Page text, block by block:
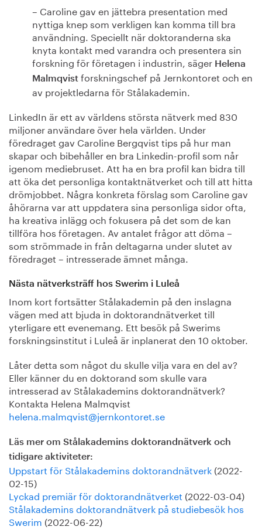
– Caroline gav en jättebra presentation med
nyttiga knep som verkligen kan komma till bra
användning. Speciellt när doktoranderna ska
knyta kontakt med varandra och presentera sin
forskning för företagen i industrin, säger Helena
Malmqvist forskningschef på Jernkontoret och en
av projektledarna för Stålakademin.
LinkedIn är ett av världens största nätverk med 830
miljoner användare över hela världen. Under
föredraget gav Caroline Bergqvist tips på hur man
skapar och bibehåller en bra Linkedin-profil som når
igenom mediebruset. Att ha en bra profil kan bidra till
att öka det personliga kontaktnätverket och till att hitta
drömjobbet. Några konkreta förslag som Caroline gav
åhörarna var att uppdatera sina personliga sidor ofta,
ha kreativa inlägg och fokusera på det som de kan
tillföra hos företagen. Av antalet frågor att döma –
som strömmade in från deltagarna under slutet av
föredraget – intresserade ämnet många.
Nästa nätverksträff hos Swerim i Luleå
Inom kort fortsätter Stålakademin på den inslagna
vägen med att bjuda in doktorandnätverket till
yterligare ett evenemang. Ett besök på Swerims
forskningsinstitut i Luleå är inplanerat den 10 oktober.
Låter detta som något du skulle vilja vara en del av?
Eller känner du en doktorand som skulle vara
intresserad av Stålakademins doktorandnätverk?
Kontakta Helena Malmqvist
helena.malmqvist@jernkontoret.se
Läs mer om Stålakademins doktorandnätverk och
tidigare aktiviteter:
Uppstart för Stålakademins doktorandnätverk (2022-
02-15)
Lyckad premiär för doktorandnätverket (2022-03-04)
Stålakademins doktorandnätverk på studiebesök hos
Swerim (2022-06-22)